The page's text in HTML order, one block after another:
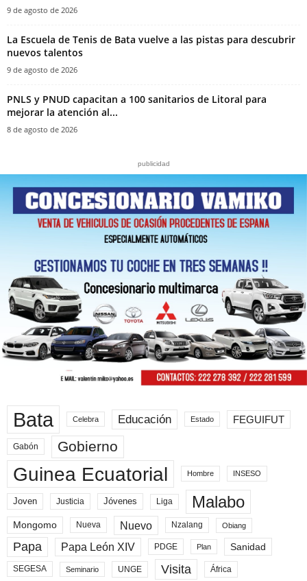
9 de agosto de 2026
La Escuela de Tenis de Bata vuelve a las pistas para descubrir
nuevos talentos
9 de agosto de 2026
PNLS y PNUD capacitan a 100 sanitarios de Litoral para
mejorar la atención al...
8 de agosto de 2026
publicidad
Bata Celebra Educación Estado FEGUIFUT
Gabón Gobierno
Guinea Ecuatorial Hombre INSESO
Joven Justicia Jóvenes Liga Malabo
Mongomo Nueva Nuevo Nzalang Obiang
Papa Papa León XIV PDGE Plan Sanidad
SEGESA Seminario UNGE Visita África